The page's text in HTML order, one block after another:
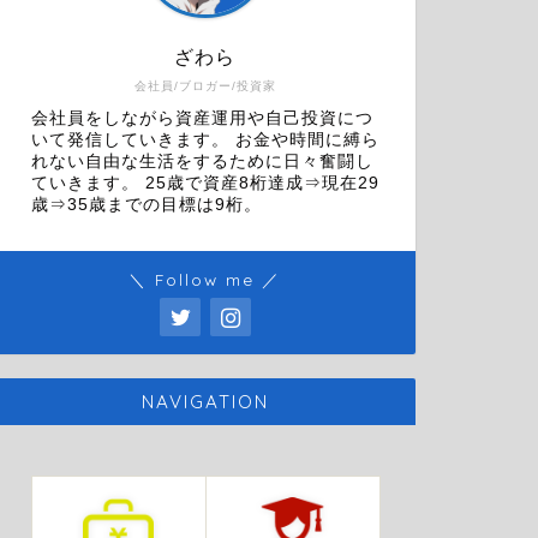
会社員/ブロガー/投資家
ざわら
会社員をしながら資産運用や自己投資につ
いて発信していきます。 お金や時間に縛ら
れない自由な生活をするために日々奮闘し
ていきます。 25歳で資産8桁達成⇒現在29
歳⇒35歳までの目標は9桁。
＼ Follow me ／
NAVIGATION